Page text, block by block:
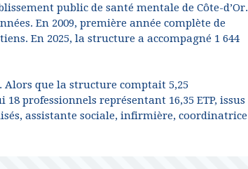
public de santé mentale de Côte-d’Or.
En 2009, première année complète de
En 2025, la structure a accompagné 1 644
Alors que la structure comptait 5,25
professionnels représentant 16,35 ETP, issus
assistante sociale, infirmière, coordinatrice